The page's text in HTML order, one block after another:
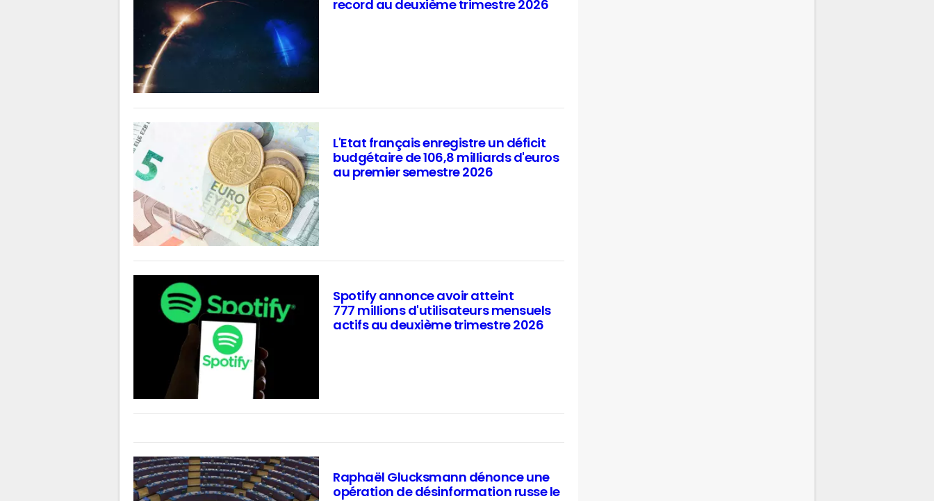
record au deuxième trimestre 2026
L'Etat français enregistre un déficit
budgétaire de 106,8 milliards d'euros
au premier semestre 2026
Spotify annonce avoir atteint
777 millions d'utilisateurs mensuels
actifs au deuxième trimestre 2026
Raphaël Glucksmann dénonce une
opération de désinformation russe le